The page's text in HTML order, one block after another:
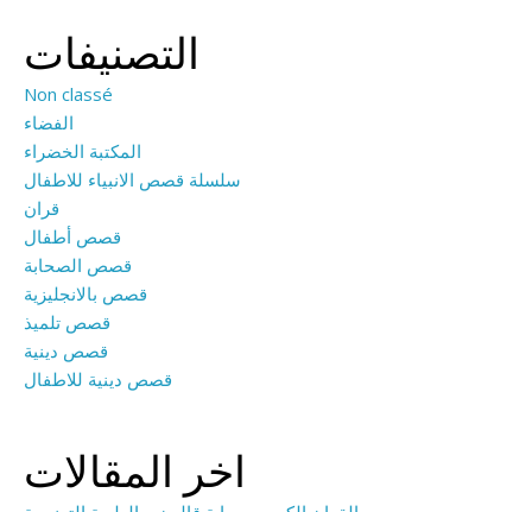
التصنيفات
Non classé
الفضاء
المكتبة الخضراء
سلسلة قصص الانبياء للاطفال
قران
قصص أطفال
قصص الصحابة
قصص بالانجليزية
قصص تلميذ
قصص دينية
قصص دينية للاطفال
اخر المقالات